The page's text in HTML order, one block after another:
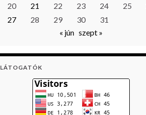
20
21 22 23 24 25
27
28 29 30
31
« jún szept »
LÁTOGATÓK